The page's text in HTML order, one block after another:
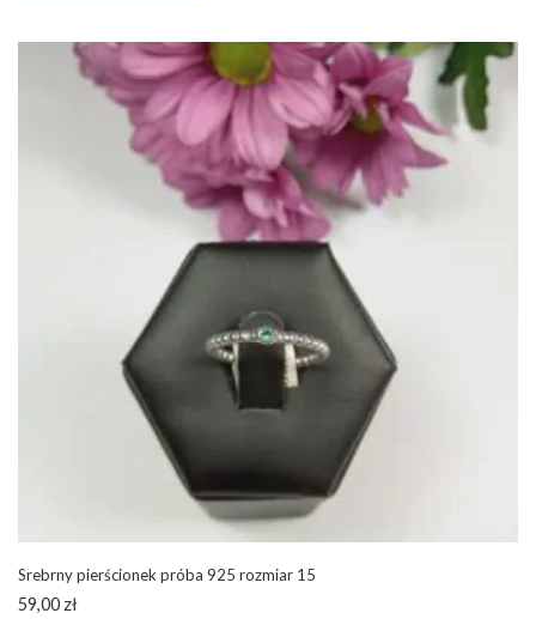
Srebrny pierścionek próba 925 rozmiar 15
59,00 zł